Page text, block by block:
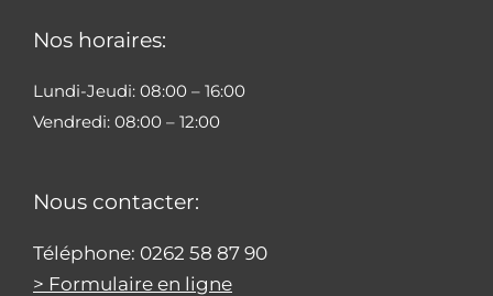
Nos horaires:
Lundi-Jeudi: 08:00 – 16:00
Vendredi: 08:00 – 12:00
Nous contacter:
Téléphone: 0262 58 87 90
> Formulaire en ligne